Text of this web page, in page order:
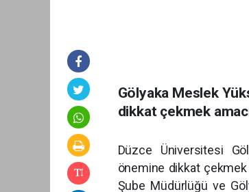
Gölyaka Meslek
dikkat çekmek
Düzce Üniversitesi
önemine dikkat
Şube Müdürlüğü ve